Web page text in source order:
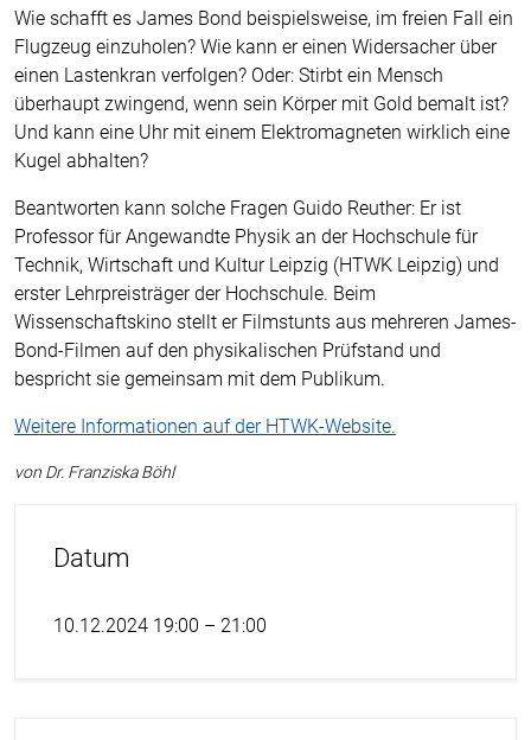
Wie schafft es James Bond beispielsweise, im freien Fall ein
Flugzeug einzuholen? Wie kann er einen Widersacher über
einen Lastenkran verfolgen? Oder: Stirbt ein Mensch
überhaupt zwingend, wenn sein Körper mit Gold bemalt ist?
Und kann eine Uhr mit einem Elektromagneten wirklich eine
Kugel abhalten?
Beantworten kann solche Fragen Guido Reuther: Er ist
Professor für Angewandte Physik an der Hochschule für
Technik, Wirtschaft und Kultur Leipzig (HTWK Leipzig) und
erster Lehrpreisträger der Hochschule. Beim
Wissenschaftskino stellt er Filmstunts aus mehreren James-
Bond-Filmen auf den physikalischen Prüfstand und
bespricht sie gemeinsam mit dem Publikum.
Weitere Informationen auf der HTWK-Website.
von Dr. Franziska Böhl
Datum
10.12.2024 19:00 – 21:00